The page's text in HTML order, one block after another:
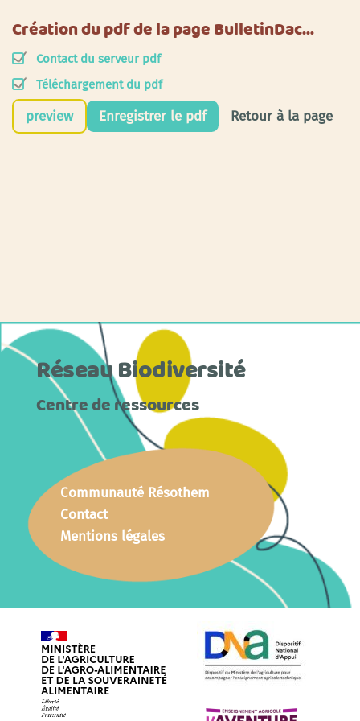
Création du pdf de la page BulletinDac…
Contact du serveur pdf
Téléchargement du pdf
preview Enregistrer le pdf Retour à la page
Réseau Biodiversité
Centre de ressources
Communauté Résothem
Contact
Mentions légales